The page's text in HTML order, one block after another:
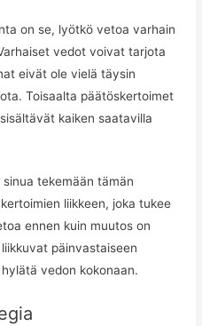
on se, lyötkö vetoa varhain
vedot voivat tarjota
eivät ole vielä täysin
Toisaalta päätöskertoimet
kaiken saatavilla
tekemään tämän
liikkeen, joka tukee
ennen kuin muutos on
päinvastaiseen
vedon kokonaan.